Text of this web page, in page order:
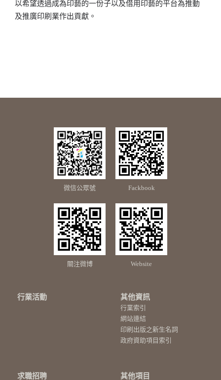
以希望透過成為印藝的一份子以及借用印藝的平台為推動
及推廣印刷業作出貢獻。
微信公眾號 Fackbook
關注微博 Website
行業活動 其他資訊
行業索引
網站連結
印刷出版之新生名詞
政府資助項目索引
求職招聘 其他項目